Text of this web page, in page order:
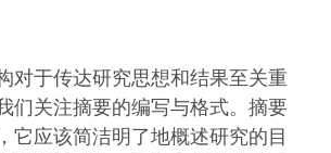
对于传达研究思想和结果至关重
们关注摘要的编写与格式。摘要
它应该简洁明了地概述研究的目